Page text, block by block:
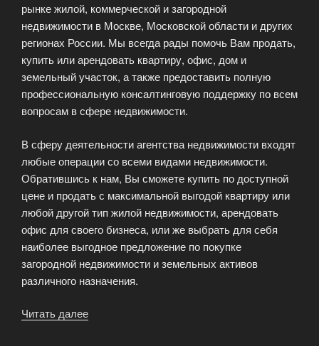
рынке жилой, коммерческой и загородной
недвижимости в Москве, Московской области и других
регионах России. Мы всегда рады помочь Вам продать,
купить или арендовать квартиру, офис, дом и
земельный участок, а также предоставить полную
профессиональную консалтинговую поддержку по всем
вопросам в сфере недвижимости.
В сферу деятельности агентства недвижимости входят
любые операции со всеми видами недвижимости.
Обратившись к нам, Вы сможете купить по доступной
цене и продать с максимальной выгодой квартиру или
любой другой тип жилой недвижимости, арендовать
офис для своего бизнеса, или же выбрать для себя
наиболее выгодное предложение по покупке
загородной недвижимости и земельных активов
различного назначения.
Читать далее